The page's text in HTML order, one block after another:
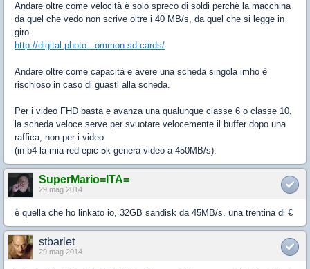
Andare oltre come velocità è solo spreco di soldi perchè la macchina
da quel che vedo non scrive oltre i 40 MB/s, da quel che si legge in
giro.
http://digital.photo...ommon-sd-cards/
Andare oltre come capacità e avere una scheda singola imho è
rischioso in caso di guasti alla scheda.
Per i video FHD basta e avanza una qualunque classe 6 o classe 10,
la scheda veloce serve per svuotare velocemente il buffer dopo una
raffica, non per i video
(in b4 la mia red epic 5k genera video a 450MB/s).
SuperMario=ITA=
29 mag 2014
è quella che ho linkato io, 32GB sandisk da 45MB/s. una trentina di €
stbarlet
29 mag 2014